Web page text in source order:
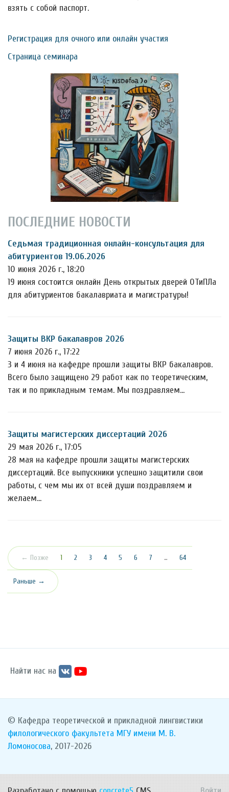
взять с собой паспорт.
Регистрация для очного или онлайн участия
Страница семинара
ПОСЛЕДНИЕ НОВОСТИ
Седьмая традиционная онлайн-консультация для
абитуриентов 19.06.2026
10 июня 2026 г., 18:20
19 июня состоится онлайн День открытых дверей ОТиПЛа
для абитуриентов бакалавриата и магистратуры!
Защиты ВКР бакалавров 2026
7 июня 2026 г., 17:22
3 и 4 июня на кафедре прошли защиты ВКР бакалавров.
Всего было защищено 29 работ как по теоретическим,
так и по прикладным темам. Мы поздравляем…
Защиты магистерских диссертаций 2026
29 мая 2026 г., 17:05
28 мая на кафедре прошли защиты магистерских
диссертаций. Все выпускники успешно защитили свои
работы, с чем мы их от всей души поздравляем и
желаем…
← Позже 1 (текущая)
2 3 4 5 6 7 … 64
Раньше →
Найти нас на
© Кафедра теоретической и прикладной лингвистики
филологического факультета МГУ имени М. В.
Ломоносова, 2017-2026